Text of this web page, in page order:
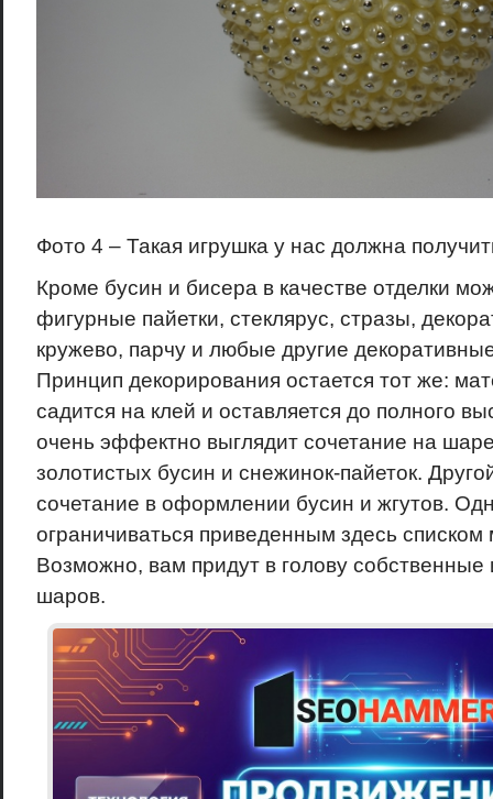
Фото 4 – Такая игрушка у нас должна
Кроме бусин и бисера в качестве отделки
фигурные пайетки, стеклярус, стразы,
кружево, парчу и любые другие
Принцип декорирования остается тот же:
садится на клей и оставляется до полного
очень эффектно выглядит сочетание на
золотистых бусин и снежинок-пайеток.
сочетание в оформлении бусин и жгутов.
ограничиваться приведенным здесь списком
Возможно, вам придут в голову
шаров.